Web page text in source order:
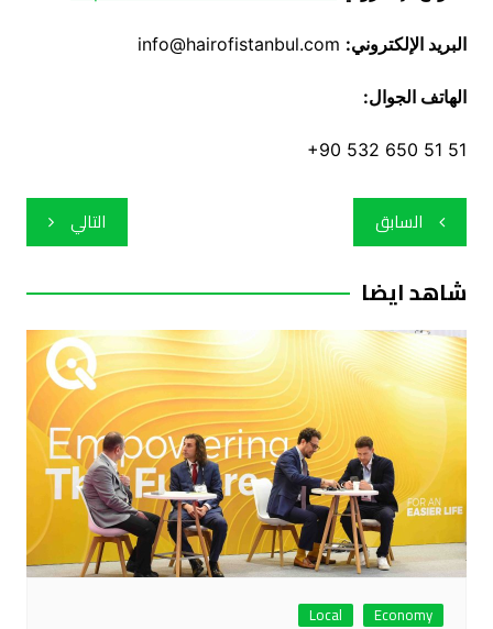
البريد الإلكتروني:
الهاتف الجوال:
+90 532 650 51 51
تصفّح
المقالات
السابق التالي
شاهد ايضا
Economy
Local